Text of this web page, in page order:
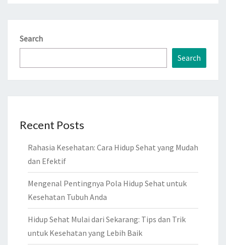
Search
Search
Recent Posts
Rahasia Kesehatan: Cara Hidup Sehat yang Mudah
dan Efektif
Mengenal Pentingnya Pola Hidup Sehat untuk
Kesehatan Tubuh Anda
Hidup Sehat Mulai dari Sekarang: Tips dan Trik
untuk Kesehatan yang Lebih Baik